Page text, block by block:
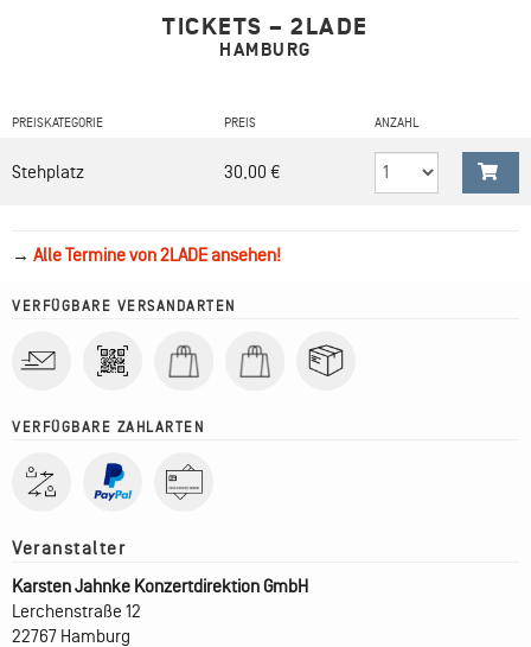
TICKETS – 2LADE
HAMBURG
PREISKATEGORIE PREIS ANZAHL
Stehplatz 30,00 €
→ Alle Termine von 2LADE ansehen!
VERFÜGBARE VERSANDARTEN
VERFÜGBARE ZAHLARTEN
Karsten Jahnke Konzertdirektion GmbH
Lerchenstraße 12
22767 Hamburg